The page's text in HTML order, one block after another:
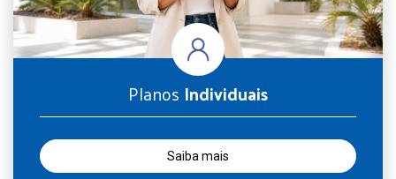
Planos Individuais
Saiba mais